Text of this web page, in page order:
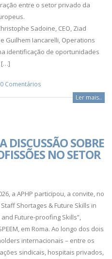
entre o setor privado da
Sadoine, CEO, Ziad
Guilhem Iancarelli, Operations
identificação de oportunidades
[…]
0 Comentários
Ler mais..
DISCUSSÃO SOBRE
NO SETOR
a APHP participou, a convite, no
Shortages & Future Skills in
and Future-proofing Skills”,
em Roma. Ao longo dos dois
internacionais – entre os
sindicais, hospitais privados,